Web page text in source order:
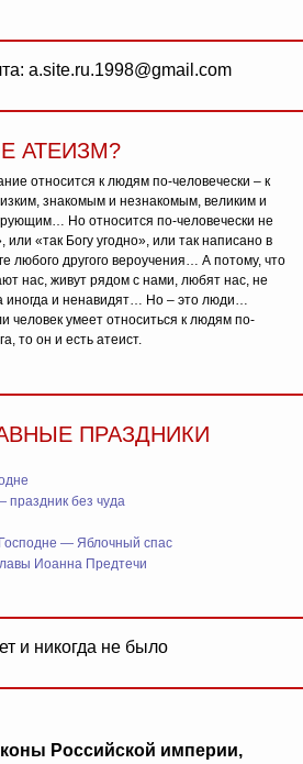
a.site.ru.1998@gmail.com
АТЕИЗМ?
относится к людям по-человечески – к
знакомым и незнакомым, великим и
Но относится по-человечески не
или «так Богу угодно», или так написано в
любого другого вероучения… А потому, что
нас, живут рядом с нами, любят нас, не
иногда и ненавидят… Но – это люди…
человек умеет относиться к людям по-
то он и есть атеист.
ПРАЗДНИКИ
праздник без чуда
— Яблочный спас
Иоанна Предтечи
и никогда не было
Российской империи,